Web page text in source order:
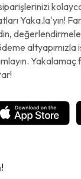
Yaka.la'yın!
altyapımızla
Yakalamaç